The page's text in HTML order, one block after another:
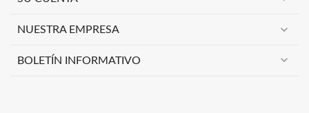
NUESTRA EMPRESA expand_more
BOLETÍN INFORMATIVO expand_more